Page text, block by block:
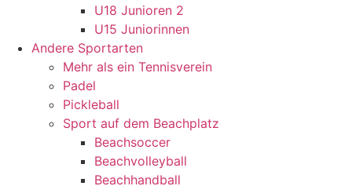
U18 Junioren 2
U15 Juniorinnen
Andere Sportarten
Mehr als ein Tennisverein
Padel
Pickleball
Sport auf dem Beachplatz
Beachsoccer
Beachvolleyball
Beachhandball